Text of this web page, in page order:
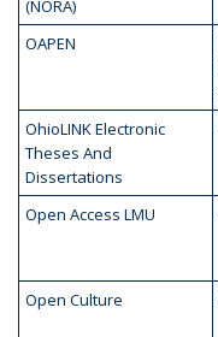
(NORA)
OAPEN
OhioLINK Electronic
Theses And
Dissertations
Open Access LMU
Open Culture